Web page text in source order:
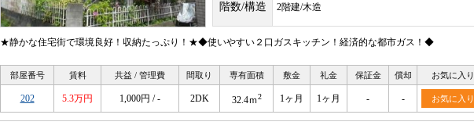
階数/構造 2階建/木造
★静かな住宅街で環境良好！収納たっぷり！★◆使いやすい２口ガスキッチン！経済的な都市ガス！◆
部屋番号 賃料 共益 / 管理費 間取り 専有面積 敷金 礼金 保証金 償却 お気に入り
202 5.3万円 1,000円 / - 2DK 32.4ｍ2 1ヶ月 1ヶ月 - - お気に入り